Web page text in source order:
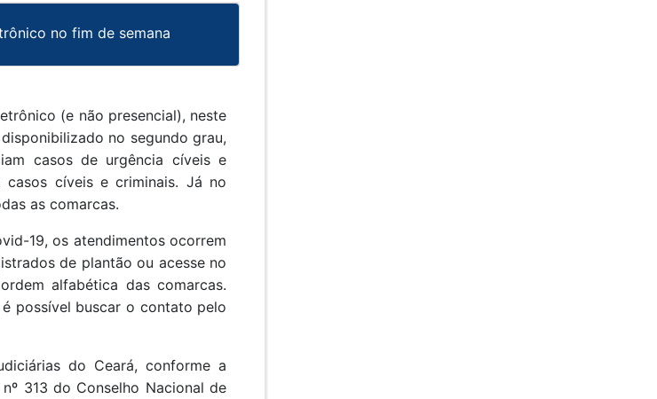
no fim de semana
(e não presencial), neste
no segundo grau,
casos de urgência cíveis e
casos cíveis e criminais. Já no
as comarcas.
19, os atendimentos ocorrem
de plantão ou acesse no
alfabética das comarcas.
possível buscar o contato pelo
do Ceará, conforme a
313 do Conselho Nacional de